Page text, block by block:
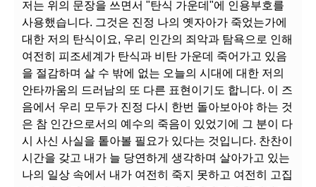
저는 위의 문장을 쓰면서 "탄식 가운데"에 인용부호를
사용했습니다. 그것은 진정 나의 옛자아가 죽었는가에
대한 저의 탄식이요, 우리 인간의 죄악과 탐욕으로 인해
여전히 피조세계가 탄식과 비탄 가운데 죽어가고 있음
을 절감하며 살 수 밖에 없는 오늘의 시대에 대한 저의
안타까움의 드러남의 또 다른 표현이기도 합니다. 이 즈
음에서 우리 모두가 진정 다시 한번 돌아보아야 하는 것
은 참 인간으로서의 예수의 죽음이 있었기에 그 분이 다
시 사신 사실을 톹아볼 필요가 있다는 것입니다. 찬찬이
시간을 갖고 내가 늘 당연하게 생각하며 살아가고 있는
나의 일상 속에서 내가 여전히 죽지 못하고 여전히 고집